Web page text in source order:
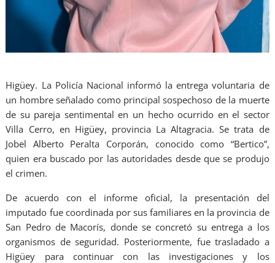
Higüey. La Policía Nacional informó la entrega voluntaria de
un hombre señalado como principal sospechoso de la muerte
de su pareja sentimental en un hecho ocurrido en el sector
Villa Cerro, en Higüey, provincia La Altagracia. Se trata de
Jobel Alberto Peralta Corporán, conocido como “Bertico”,
quien era buscado por las autoridades desde que se produjo
el crimen.
De acuerdo con el informe oficial, la presentación del
imputado fue coordinada por sus familiares en la provincia de
San Pedro de Macorís, donde se concretó su entrega a los
organismos de seguridad. Posteriormente, fue trasladado a
Higüey para continuar con las investigaciones y los